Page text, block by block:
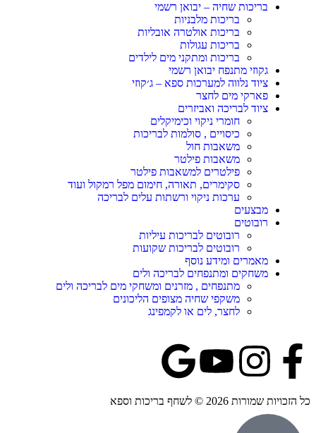
בריכות שחיה – יבואן רשמי
בריכות מלבניות
בריכות אולטרה אובליות
בריכות עגולות
בריכות ומתקני מים לילדים
גקוזי מתנפח יבואן רשמי
ציוד נלווה למערכות ספא – ג׳קוזי
פארקי מים לחצר
ציוד לבריכה ואביזרים
חומרי ניקוי וכימיקלים
כיסויים , סולמות לבריכות
משאבות חול
משאבות פילטר
פילטרים למשאבות פילטר
סקימרים, תאורה, חימום מפל רמקול ועוד
ערכות ניקוי ורשתות עלים לבריכה
מבצעים
רובוטים
רובוטים לבריכות עיליות
רובוטים לבריכות שקועות
מאמרים ומידע נוסף
משחקים ומתנפחים לבריכה ולים
מתנפחים , מזרנים ומשחקי מים לבריכה ולים
משקפי שחיה מצופים הליכונים
לחצר, לים או לקמפינג
כל הזכויות שמורות 2026 © לשחף בריכות וספא